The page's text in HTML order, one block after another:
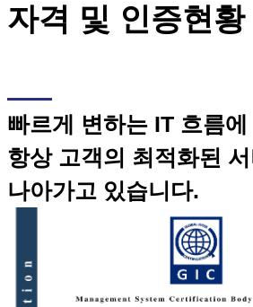
자격 및 인증현황
빠르게 변하는 IT 흐름에
항상 고객의 최적화된
나아가고 있습니다.